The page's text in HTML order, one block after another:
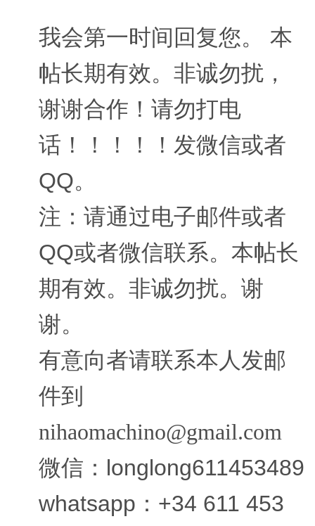
我会第一时间回复您。 本
帖长期有效。非诚勿扰，
谢谢合作！请勿打电
话！！！！！发微信或者
QQ。
注：请通过电子邮件或者
QQ或者微信联系。本帖长
期有效。非诚勿扰。谢
谢。
有意向者请联系本人发邮
件到
nihaomachino@gmail.com
微信：longlong611453489
whatsapp：+34 611 453